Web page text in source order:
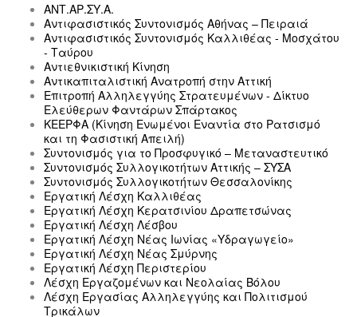
ΑΝΤ.ΑΡ.ΣΥ.Α.
Αντιφασιστικός Συντονισμός Αθήνας – Πειραιά
Αντιφασιστικός Συντονισμός Καλλιθέας - Μοσχάτου
- Ταύρου
Αντιεθνικιστική Κίνηση
Αντικαπιταλιστική Ανατροπή στην Αττική
Επιτροπή Αλληλεγγύης Στρατευμένων - Δίκτυο
Ελεύθερων Φαντάρων Σπάρτακος
ΚΕΕΡΦΑ (Κίνηση Ενωμένοι Εναντία στο Ρατσισμό
και τη Φασιστική Απειλή)
Συντονισμός για το Προσφυγικό – Μεταναστευτικό
Συντονισμός Συλλογικοτήτων Αττικής – ΣΥΣΑ
Συντονισμός Συλλογικοτήτων Θεσσαλονίκης
Εργατική Λέσχη Καλλιθέας
Εργατική Λέσχη Κερατσινίου Δραπετσώνας
Εργατική Λέσχη Λέσβου
Εργατική Λέσχη Νέας Ιωνίας «Υδραγωγείο»
Εργατική Λέσχη Νέας Σμύρνης
Εργατική Λέσχη Περιστερίου
Λέσχη Εργαζομένων και Νεολαίας Βόλου
Λέσχη Εργασίας Αλληλεγγύης και Πολιτισμού
Τρικάλων